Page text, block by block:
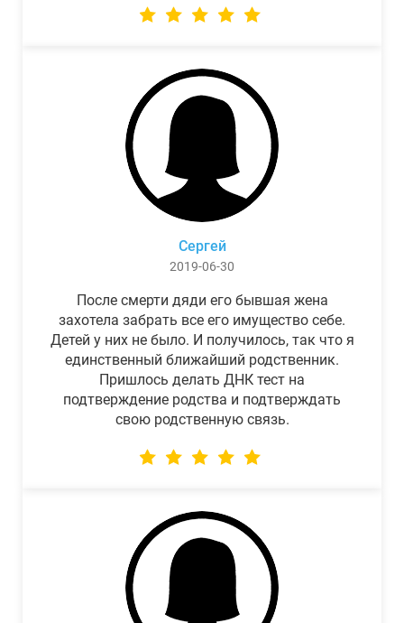
Сергей
2019-06-30
После смерти дяди его бывшая жена
захотела забрать все его имущество себе.
Детей у них не было. И получилось, так что я
единственный ближайший родственник.
Пришлось делать ДНК тест на
подтверждение родства и подтверждать
свою родственную связь.